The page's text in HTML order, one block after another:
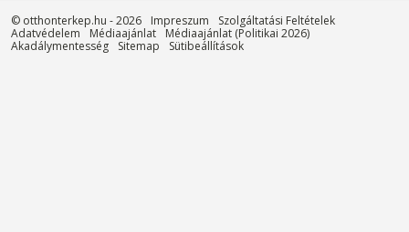
© otthonterkep.hu - 2026 Impreszum
Szolgáltatási Feltételek
Adatvédelem
Médiaajánlat
Médiaajánlat (Politikai 2026)
Akadálymentesség
Sitemap Sütibeállítások